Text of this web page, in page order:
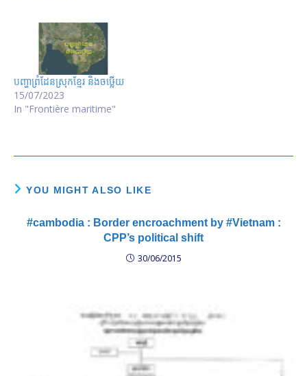
បញ្ហាព្រំដែនស្រុកខ្មែរ និងចឞ្លើយ
15/07/2023
In "Frontière maritime"
YOU MIGHT ALSO LIKE
#cambodia : Border encroachment by #Vietnam :
CPP’s political shift
30/06/2015